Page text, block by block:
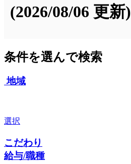
(2026/08/06 更新)
条件を選んで検索
地域
選択
こだわり
給与/職種